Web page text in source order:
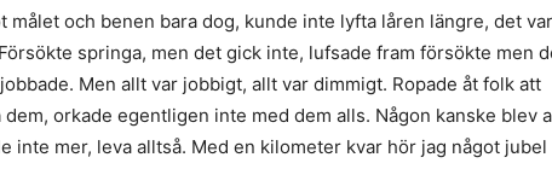
målet och benen bara dog, kunde inte lyfta låren längre, det var
springa, men det gick inte, lufsade fram försökte men
Men allt var jobbigt, allt var dimmigt. Ropade åt folk att
orkade egentligen inte med dem alls. Någon kanske blev
inte mer, leva alltså. Med en kilometer kvar hör jag något jubel